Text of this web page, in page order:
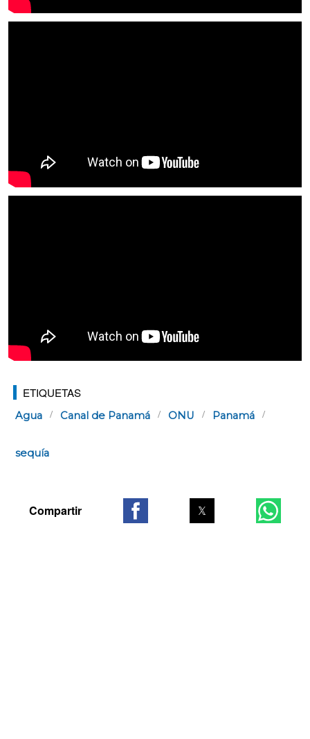
ETIQUETAS
Agua Canal de Panamá ONU Panamá
sequía